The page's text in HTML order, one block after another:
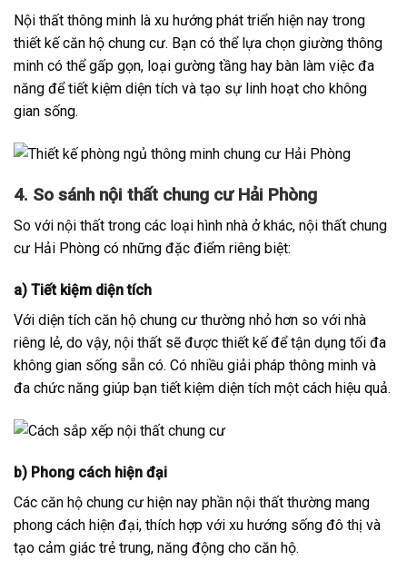
Nội thất thông minh là xu hướng phát triển hiện nay trong
thiết kế căn hộ chung cư. Bạn có thể lựa chọn giường thông
minh có thể gấp gọn, loại gường tầng hay bàn làm việc đa
năng để tiết kiệm diện tích và tạo sự linh hoạt cho không
gian sống.
4. So sánh nội thất chung cư Hải Phòng
So với nội thất trong các loại hình nhà ở khác, nội thất chung
cư Hải Phòng có những đặc điểm riêng biệt:
a) Tiết kiệm diện tích
Với diện tích căn hộ chung cư thường nhỏ hơn so với nhà
riêng lẻ, do vậy, nội thất sẽ được thiết kế để tận dụng tối đa
không gian sống sẵn có. Có nhiều giải pháp thông minh và
đa chức năng giúp bạn tiết kiệm diện tích một cách hiệu quả.
b) Phong cách hiện đại
Các căn hộ chung cư hiện nay phần nội thất thường mang
phong cách hiện đại, thích hợp với xu hướng sống đô thị và
tạo cảm giác trẻ trung, năng động cho căn hộ.